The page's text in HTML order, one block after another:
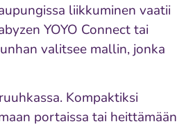
liikkuminen vaatii
YOYO Connect tai
valitsee mallin, jonka
Kompaktiksi
portaissa tai heittämään